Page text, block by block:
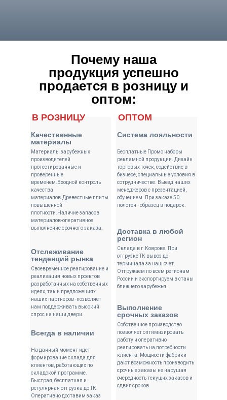
Качественные
материалы
Материалы зарубежных
производителей
протестированные и
проверенные
временем.Входной контроль
качества
материалов.Древестные плиты
повышенной
плотности.Наличие запасов
материалов-оперативное
выполнение срочного заказа.
В РОЗНИЦУ
Отслеживание
тенденций рынка
Своевременное реагирование и
реализация новых проектов
разработанных на собственных
идеях, так и предложениях
наших партнеров -позволяет
нам поддерживать высокий
спрос на наши двери.
Почему наша
продукция успешно
продается в розницу и
оптом:
Система лояльности
Бесплатные Промо наборы
рекламной продукции. Дизайн
торговых точек, содействие в
бизнесе, специальные условия в
сотрудничестве. Выезд наших
менеджеров с презентацией,
обучением. При заказе 50
полотен - образец в подарок.
ОПТОМ
Доставка в любой
регион
Склада в г.Коврове. При
отгрузке ТК вывоз до
терминала за наш счет.
Отгружаем по всем регионам
России и экспортируем в станы
ближнего зарубежья.
Всегда в наличии
На данный момент идет
формирование склада для
клиентов, работающих по
складской программе.
Быстрая, бесплатная и
регулярная отгрузка до ТК.
Оперативно доставим заказ
Выполнение
срочных заказов
Собственное производство
позволяет оптимизировать
работу и оперативно
реагировать на потребности
клиента. Мощности фабрики
дают возможность производить
срочные заказы не нарушая
очередность текущих заказов и
сдвиг сроков.